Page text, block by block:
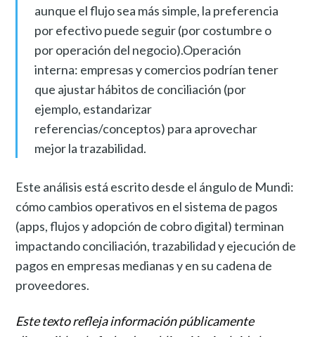
aunque el flujo sea más simple, la preferencia
por efectivo puede seguir (por costumbre o
por operación del negocio).Operación
interna: empresas y comercios podrían tener
que ajustar hábitos de conciliación (por
ejemplo, estandarizar
referencias/conceptos) para aprovechar
mejor la trazabilidad.
Este análisis está escrito desde el ángulo de Mundi:
cómo cambios operativos en el sistema de pagos
(apps, flujos y adopción de cobro digital) terminan
impactando conciliación, trazabilidad y ejecución de
pagos en empresas medianas y en su cadena de
proveedores.
Este texto refleja información públicamente